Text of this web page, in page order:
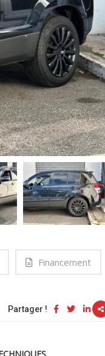
Financement
Partager !